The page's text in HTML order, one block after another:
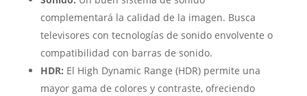
complementará la calidad de la imagen. Busca
televisores con tecnologías de sonido envolvente o
compatibilidad con barras de sonido.
HDR: El High Dynamic Range (HDR) permite una
mayor gama de colores y contraste, ofreciendo